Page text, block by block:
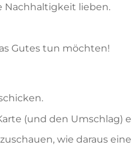
Nachhaltigkeit lieben.
Gutes tun möchten!
(und den Umschlag)
wie daraus